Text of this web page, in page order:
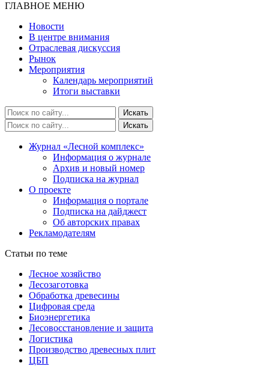
ГЛАВНОЕ МЕНЮ
Новости
В центре внимания
Отраслевая дискуссия
Рынок
Мероприятия
Календарь мероприятий
Итоги выставки
Журнал «Лесной комплекс»
Информация о журнале
Архив и новый номер
Подписка на журнал
О проекте
Информация о портале
Подписка на дайджест
Об авторских правах
Рекламодателям
Статьи по теме
Лесное хозяйство
Лесозаготовка
Обработка древесины
Цифровая среда
Биоэнергетика
Лесовосстановление и защита
Логистика
Производство древесных плит
ЦБП